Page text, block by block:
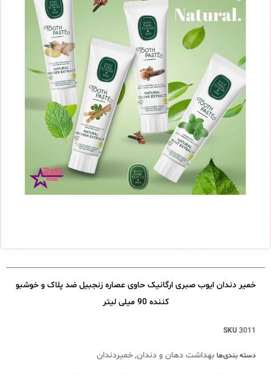
خمیر دندان ایوب صبری ارگانیک حاوی عصاره زنجبیل ضد پلاک و خوشبو
کننده 90 میلی لیتر
SKU3011
دسته بندی‌ها بهداشت دهان و دندان,خمیردندان